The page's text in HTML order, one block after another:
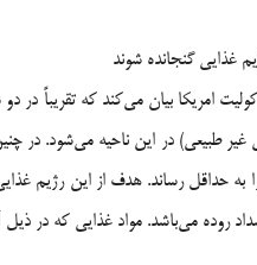
غذایی گنجانده شوند
امریکا بیان می‌کند که تقریباً در
غیر طبیعی) در این ناحیه می‌شود. در
را به حداقل رساند. هدف از این رژیم
روده می‌باشد. مواد غذایی که در